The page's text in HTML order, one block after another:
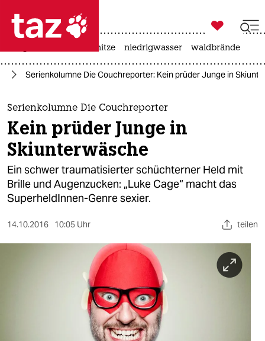
 taz zahl ich
taz zahl ich
themen
politik
öko
gesellschaft
sport

taz zahl ich
hitze niedrigwasser waldbrände
Serienkolumne Die Couchreporter: Kein prüder Junge in
Serienkolumne Die Couchreporter
Kein prüder Junge in
Skiunterwäsche
Ein schwer traumatisierter schüchterner Held mit
Brille und Augenzucken: „Luke Cage“ macht das
SuperheldInnen-Genre sexier.
14.10.2016 10:05 Uhr teilen